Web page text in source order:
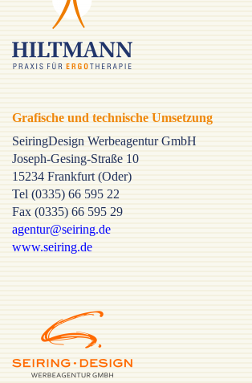
Grafische und technische Umsetzung
SeiringDesign Werbeagentur GmbH
Joseph-Gesing-Straße 10
15234 Frankfurt (Oder)
Tel (0335) 66 595 22
Fax (0335) 66 595 29
agentur@seiring.de
www.seiring.de